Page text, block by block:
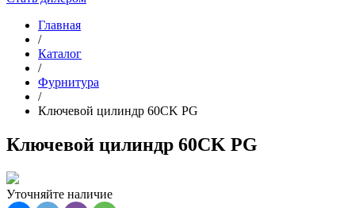
Главная
/
Каталог
/
Фурнитура
/
Ключевой цилиндр 60CK PG
Ключевой цилиндр 60CK PG
Уточняйте наличие